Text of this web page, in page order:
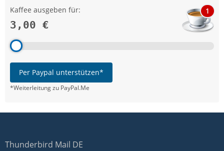
Kaffee ausgeben für:
3,00 €
1
Per Paypal unterstützen*
*Weiterleitung zu PayPal.Me
Thunderbird Mail DE